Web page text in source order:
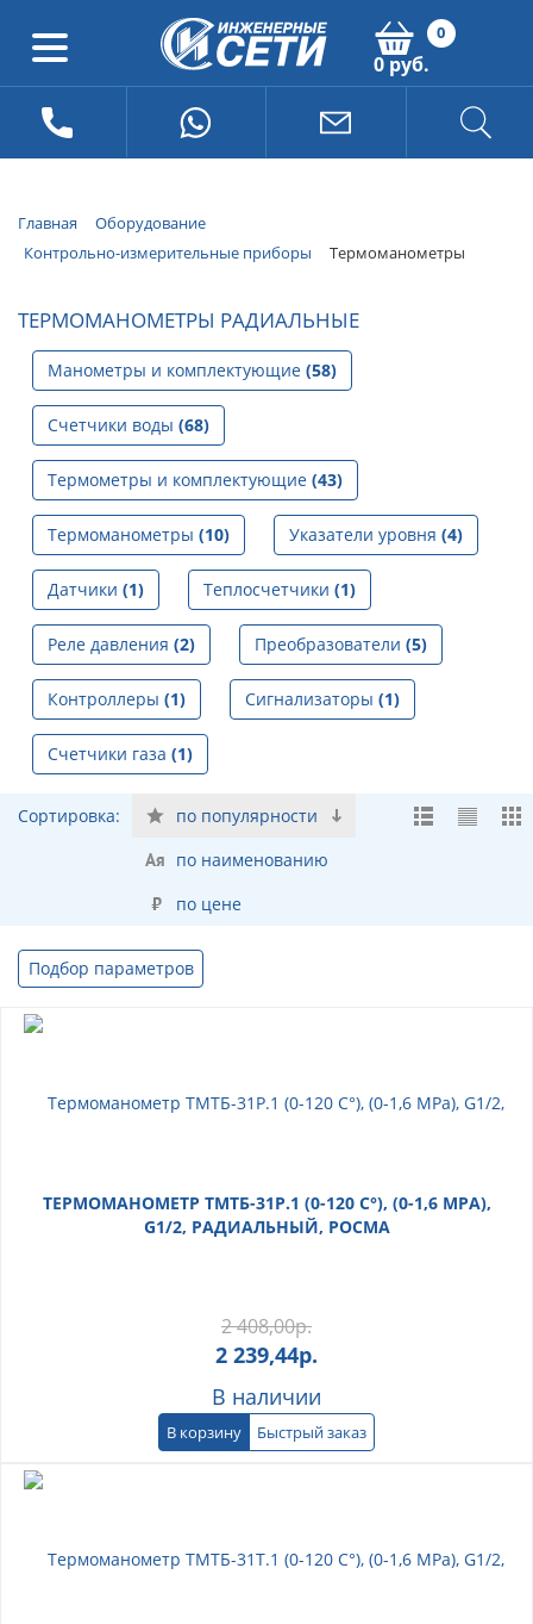
0
0 руб.
Главная
Оборудование
Контрольно-измерительные приборы
Термоманометры
ТЕРМОМАНОМЕТРЫ РАДИАЛЬНЫЕ
Манометры и комплектующие (58)
Счетчики воды (68)
Термометры и комплектующие (43)
Термоманометры (10) Указатели уровня (4)
Датчики (1) Теплосчетчики (1)
Реле давления (2) Преобразователи (5)
Контроллеры (1) Сигнализаторы (1)
Счетчики газа (1)
Сортировка:
по популярности
по наименованию
по цене
Подбор параметров
ТЕРМОМАНОМЕТР ТМТБ-31Р.1 (0-120 С°), (0-1,6 МРА),
G1/2, РАДИАЛЬНЫЙ, РОСМА
2 408,00р.
2 239,44р.
В наличии
В корзину Быстрый заказ